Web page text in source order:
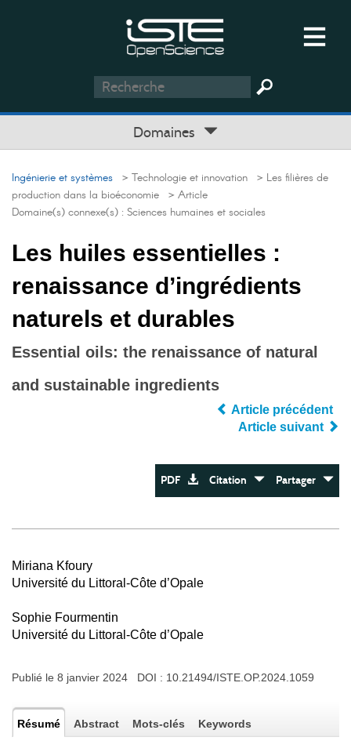
Domaines
Ingénierie et systèmes > Technologie et innovation > Les filières de
production dans la bioéconomie > Article
Domaine(s) connexe(s) : Sciences humaines et sociales
Les huiles essentielles :
renaissance d’ingrédients
naturels et durables
Essential oils: the renaissance of natural
and sustainable ingredients
Article précédent
Article suivant
PDF Citation Partager
Miriana Kfoury
Université du Littoral-Côte d’Opale
Sophie Fourmentin
Université du Littoral-Côte d’Opale
Publié le 8 janvier 2024 DOI : 10.21494/ISTE.OP.2024.1059
Résumé Abstract Mots-clés Keywords